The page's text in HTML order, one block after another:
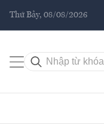
Thứ Bảy, 08/08/2026